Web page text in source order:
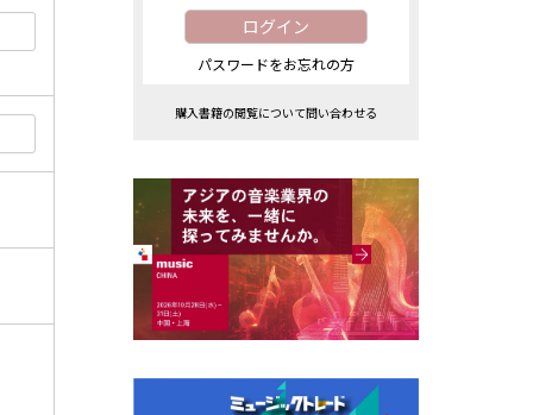
パスワードをお忘れの方
購入書籍の閲覧について問い合わせる